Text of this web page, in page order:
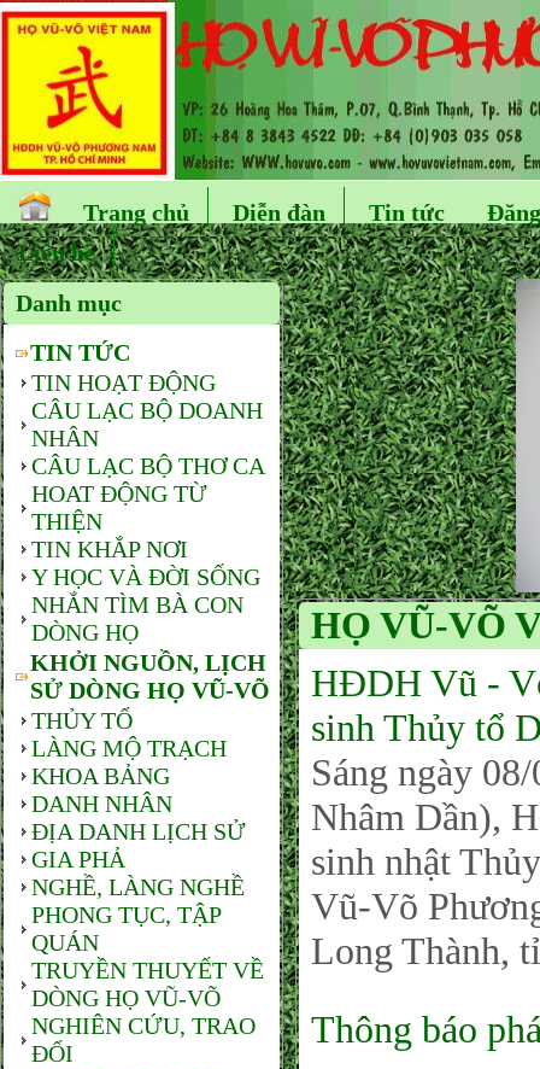
Trang chủ Diễn đàn Tin tức
Liên hệ
Danh mục
TIN TỨC
TIN HOẠT ĐỘNG
CÂU LẠC BỘ DOANH
NHÂN
CÂU LẠC BỘ THƠ CA
HOAT ĐỘNG TỪ
THIỆN
TIN KHẮP NƠI
Y HỌC VÀ ĐỜI SỐNG
NHẮN TÌM BÀ CON
DÒNG HỌ
KHỞI NGUỒN, LỊCH
SỬ DÒNG HỌ VŨ-VÕ
THỦY TỔ
LÀNG MỘ TRẠCH
KHOA BẢNG
DANH NHÂN
ĐỊA DANH LỊCH SỬ
GIA PHẢ
NGHỀ, LÀNG NGHỀ
PHONG TỤC, TẬP
QUÁN
TRUYỀN THUYẾT VỀ
DÒNG HỌ VŨ-VÕ
NGHIÊN CỨU, TRAO
ĐỔI
HỌ VŨ-VÕ
HĐDH Vũ -
sinh Thủy tổ
Sáng ngày
Nhâm Dần),
sinh nhật
Vũ-Võ
Long Thành,
Thông báo